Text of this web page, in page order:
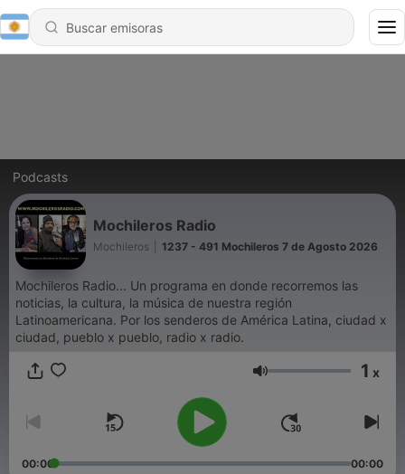
Podcasts
Mochileros Radio
Mochileros 1237 - 491 Mochileros 7 de Agosto 2026
Mochileros Radio... Un programa en donde recorremos las
noticias, la cultura, la música de nuestra región
Latinoamericana. Por los senderos de América Latina, ciudad x
ciudad, pueblo x pueblo, radio x radio.
Volumen 1 x
00:00 00:00